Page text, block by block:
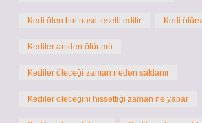
Kedi ölen biri nasıl teselli edilir Kedi
Kediler aniden ölür mü
Kediler öleceği zaman neden saklanır
Kediler öleceğini hissettiği zaman ne yapar